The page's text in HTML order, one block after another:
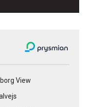
View